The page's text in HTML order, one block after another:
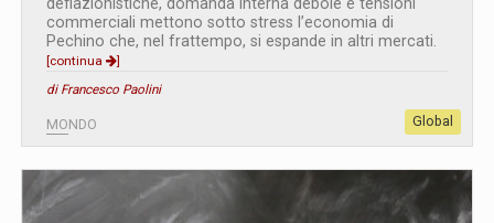
commerciali mettono sotto stress l’economia di
Pechino che, nel frattempo, si espande in altri mercati.
[continua
]
di Francesco Paolini
MONDO Global